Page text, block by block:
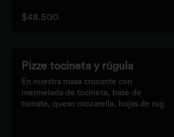
$48.500
Pizze tocineta y rúgula
En nuestra masa crocante con
mermelada de tocineta, base de
tomate, queso mozarella, hojas de rúgula